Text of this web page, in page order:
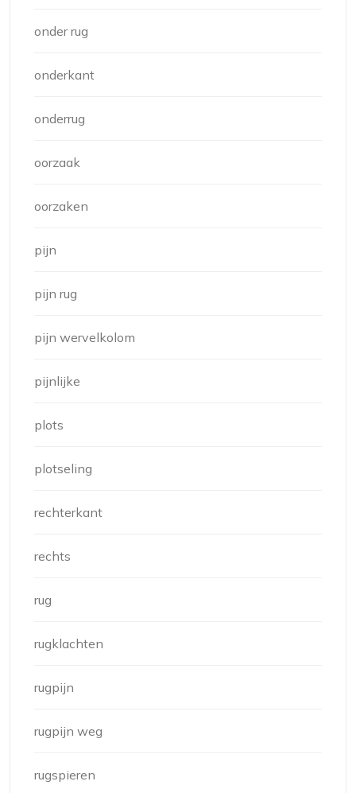
onder rug
onderkant
onderrug
oorzaak
oorzaken
pijn
pijn rug
pijn wervelkolom
pijnlijke
plots
plotseling
rechterkant
rechts
rug
rugklachten
rugpijn
rugpijn weg
rugspieren